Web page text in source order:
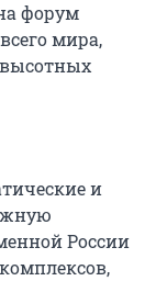
форум
мира,
и
России